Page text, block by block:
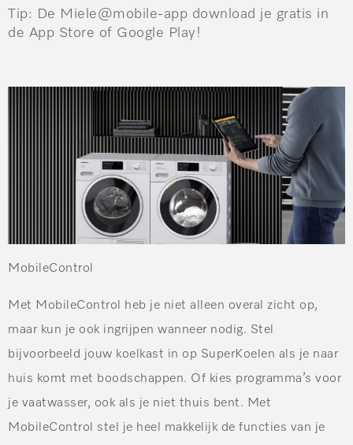
Tip:
De Miele@mobile-app download je gratis in
de App Store of Google Play!
MobileControl
Met MobileControl heb je niet alleen overal zicht op,
maar kun je ook ingrijpen wanneer nodig. Stel
bijvoorbeeld jouw koelkast in op SuperKoelen als je naar
huis komt met boodschappen. Of kies programma’s voor
je vaatwasser, ook als je niet thuis bent. Met
MobileControl stel je heel makkelijk de functies van je